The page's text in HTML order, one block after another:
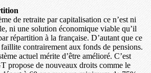
de retraite par capitalisation ce n’est ni
ni une solution économique viable qu’il
répartition à la française. D’autant que ce
contrairement aux fonds de pensions.
actuel mérite d’être amélioré. C’est
propose de nouveaux droits comme le